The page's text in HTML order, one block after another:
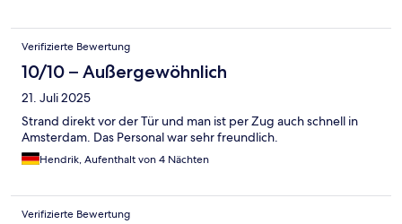
Verifizierte Bewertung
10/10 – Außergewöhnlich
21. Juli 2025
Strand direkt vor der Tür und man ist per Zug auch schnell in
Amsterdam. Das Personal war sehr freundlich.
Hendrik, Aufenthalt von 4 Nächten
Verifizierte Bewertung